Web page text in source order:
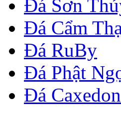
Đá Sơn
Đá Cẩm
Đá RuBy
Đá Phật
Đá